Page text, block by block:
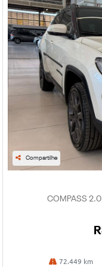
Compartilhe
COMPASS 2.0
72.449 km